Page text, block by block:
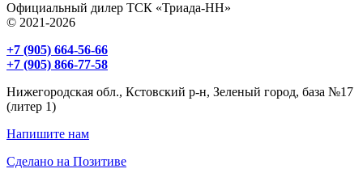
Официальный дилер ТСК «Триада-НН»
© 2021-2026
+7 (905) 664-56-66
+7 (905) 866-77-58
Нижегородская обл., Кстовский р-н, Зеленый город, база №17
(литер 1)
Напишите нам
Сделано на Позитиве